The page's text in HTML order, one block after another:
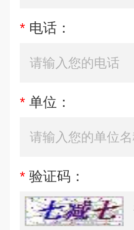
* 电话：
* 单位：
* 验证码：